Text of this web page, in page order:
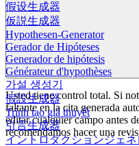
假设生成器
仮説生成器
Hypothesen-Generator
Gerador de Hipóteses
Generador de hipótesis
Générateur d'hypothèses
가설 생성기
假設生成器
Trình tạo giả thuyết
引言生成器
イントロダクションジェ
Usted tiene control total. Si
faltante en la cita generada
editar cualquier campo antes
recomendamos hacer una